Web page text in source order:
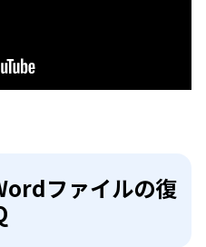
ファイルの復